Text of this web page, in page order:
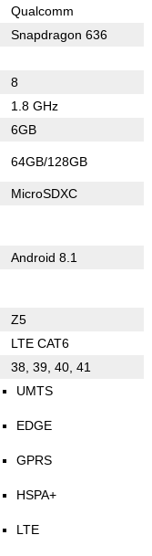
Qualcomm
Snapdragon 636
8
1.8 GHz
6GB
64GB/128GB
MicroSDXC
Android 8.1
Z5
LTE CAT6
38, 39, 40, 41
UMTS
EDGE
GPRS
HSPA+
LTE